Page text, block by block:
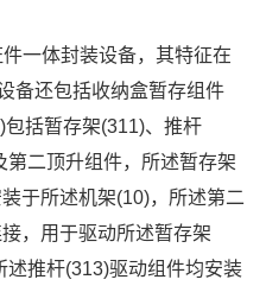
一体封装设备，其特征在
备还包括收纳盒暂存组件
括暂存架(311)、推杆
第二顶升组件，所述暂存架
于所述机架(10)，所述第二
，用于驱动所述暂存架
述推杆(313)驱动组件均安装